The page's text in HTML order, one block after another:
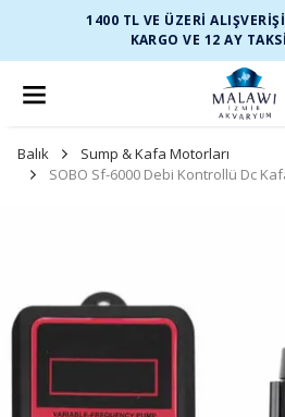
1400 TL VE ÜZERİ
KARGO VE 12 AY
Balık
Sump & Kafa Motorları
SOBO Sf-6000 Debi Kontrollü Dc